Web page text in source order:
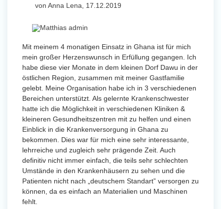
von Anna Lena, 17.12.2019
Mit meinem 4 monatigen Einsatz in Ghana ist für mich
mein großer Herzenswunsch in Erfüllung gegangen. Ich
habe diese vier Monate in dem kleinen Dorf Dawu in der
östlichen Region, zusammen mit meiner Gastfamilie
gelebt. Meine Organisation habe ich in 3 verschiedenen
Bereichen unterstützt. Als gelernte Krankenschwester
hatte ich die Möglichkeit in verschiedenen Kliniken &
kleineren Gesundheitszentren mit zu helfen und einen
Einblick in die Krankenversorgung in Ghana zu
bekommen. Dies war für mich eine sehr interessante,
lehrreiche und zugleich sehr prägende Zeit. Auch
definitiv nicht immer einfach, die teils sehr schlechten
Umstände in den Krankenhäusern zu sehen und die
Patienten nicht nach „deutschem Standart” versorgen zu
können, da es einfach an Materialien und Maschinen
fehlt.